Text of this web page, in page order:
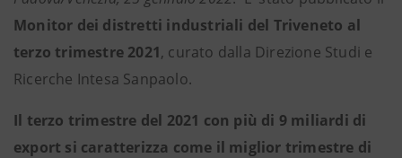
Monitor dei distretti industriali del Triveneto al
terzo trimestre 2021, curato dalla Direzione Studi e
Ricerche Intesa Sanpaolo.
Il terzo trimestre del 2021 con più di 9 miliardi di
export si caratterizza come il miglior trimestre di